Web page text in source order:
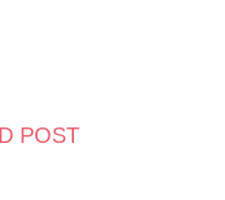
POST